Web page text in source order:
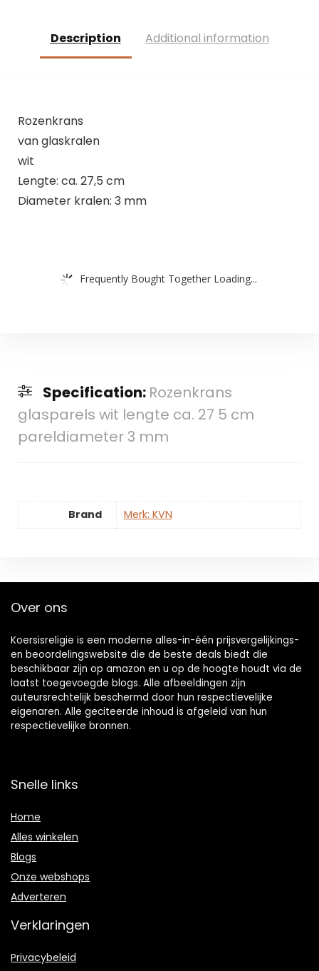
decoratie
Description Additional information
Rozenkrans
van glaskralen
wit
Lengte: ca. 27,5 cm
Diameter kralen: 3 mm
Frequently Bought Together Loading...
Specification: Rozenkrans
glasparels wit lengte ca. 27 5 cm
pareldiameter 3 mm
Brand Merk: KVN
Over ons
Koersisreligie is een moderne alles-in-één prijsvergelijkings-
en beoordelingswebsite die de beste deals biedt die
beschikbaar zijn op amazon en u op de hoogte houdt via de
laatst toegevoegde blogs. Alle afbeeldingen zijn
auteursrechtelijk beschermd door hun respectievelijke
eigenaren. Alle geciteerde inhoud is afgeleid van hun
respectievelijke bronnen.
Snelle links
Home
Alles winkelen
Blogs
Onze webshops
Adverteren
Verklaringen
Privacybeleid